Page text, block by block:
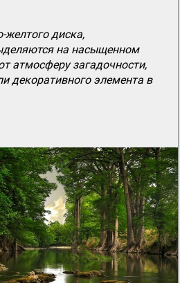
диска,
на насыщенном
атмосферу загадочности,
декоративного элемента в